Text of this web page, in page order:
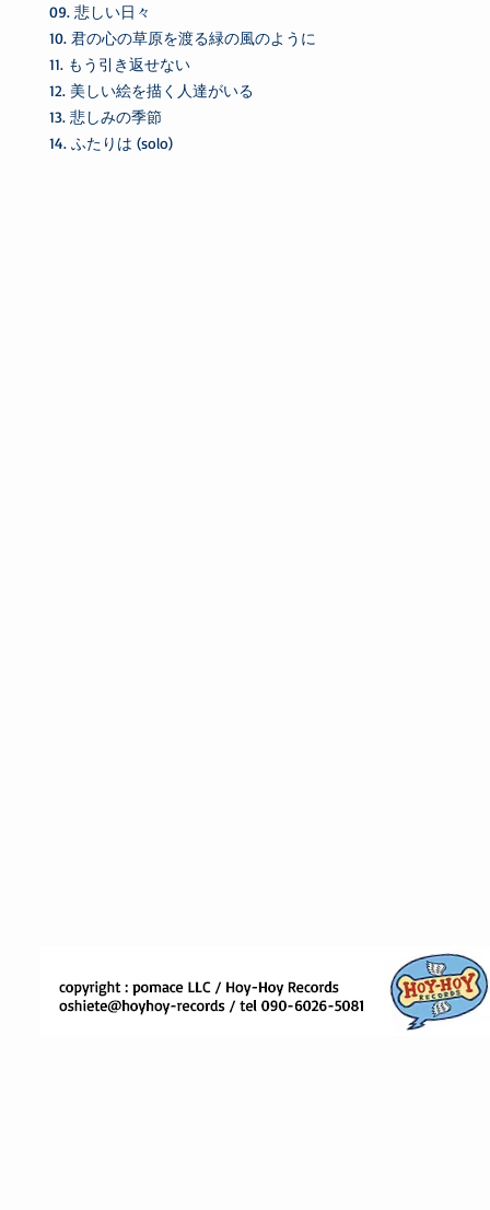
09. 悲しい日々
10. 君の心の草原を渡る緑の風のように
11. もう引き返せない
12. 美しい絵を描く人達がいる
13. 悲しみの季節
14. ふたりは (solo)